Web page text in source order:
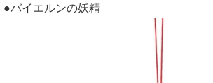
●バイエルンの妖精